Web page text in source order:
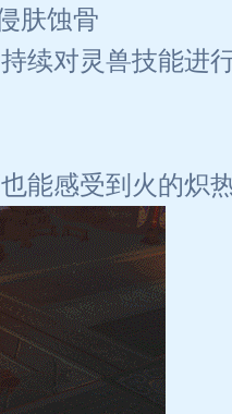
肤蚀骨
续对灵兽技能进
能感受到火的炽